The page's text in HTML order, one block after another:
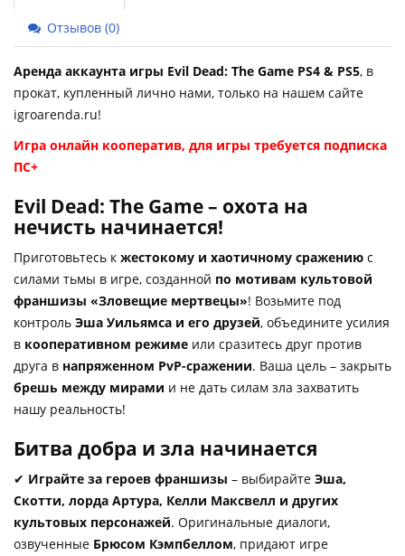
Отзывов (0)
Аренда аккаунта игры Evil Dead: The Game PS4 & PS5, в
прокат, купленный лично нами, только на нашем сайте
igroarenda.ru!
Игра онлайн кооператив, для игры требуется подписка
ПС+
Evil Dead: The Game – охота на
нечисть начинается!
Приготовьтесь к жестокому и хаотичному сражению с
силами тьмы в игре, созданной по мотивам культовой
франшизы «Зловещие мертвецы»! Возьмите под
контроль Эша Уильямса и его друзей, объедините усилия
в кооперативном режиме или сразитесь друг против
друга в напряженном PvP-сражении. Ваша цель – закрыть
брешь между мирами и не дать силам зла захватить
нашу реальность!
Битва добра и зла начинается
✔ Играйте за героев франшизы – выбирайте Эша,
Скотти, лорда Артура, Келли Максвелл и других
культовых персонажей. Оригинальные диалоги,
озвученные Брюсом Кэмпбеллом, придают игре